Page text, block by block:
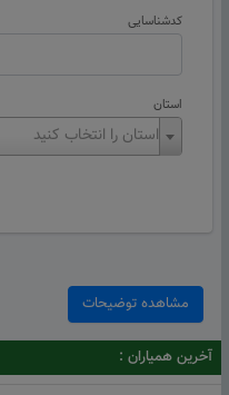
کدشناسایی
استان
استان را انتخاب کنید
مشاهده توضیحات
آخرین همیاران :